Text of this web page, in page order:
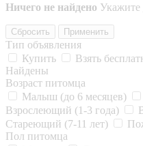
Ничего не найдено Укажите
Сбросить Применить
Тип объявления
Купить
Взять
Найдены
Возраст питомца
Малыш (до 6 месяцев)
Взрослеющий (1-3 года)
Стареющий (7-11 лет)
Пол питомца